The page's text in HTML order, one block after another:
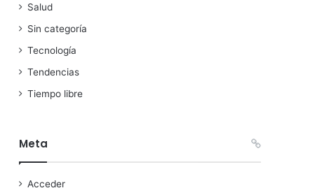
Salud
Sin categoría
Tecnología
Tendencias
Tiempo libre
Meta
Acceder